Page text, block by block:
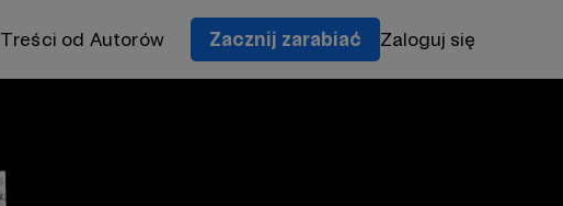
Treści od Autorów Zacznij zarabiać Zaloguj się